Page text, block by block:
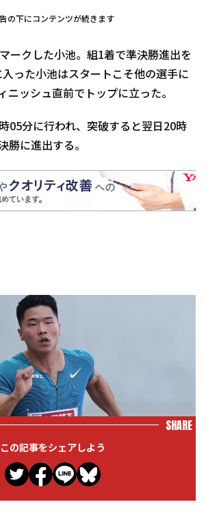
の下にコンテンツが続きます
ークした小池。組1着で準決勝進出を
った小池はスタートこそ他の選手に
ニッシュ直前でトップに立った。
05分に行われ、突破すると翌日20時
勝に進出する。
SHARE
この記事をシェアしよう